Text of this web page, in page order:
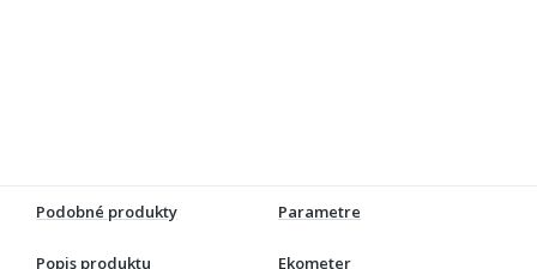
Podobné produkty Parametre
Popis produktu Ekometer